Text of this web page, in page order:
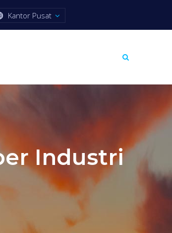
Kantor Pusat
Industri